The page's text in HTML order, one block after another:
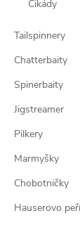
Cikády
Tailspinnery
Chatterbaity
Spinerbaity
Jigstreamer
Pilkery
Marmyšky
Chobotničky
Hauserovo peří